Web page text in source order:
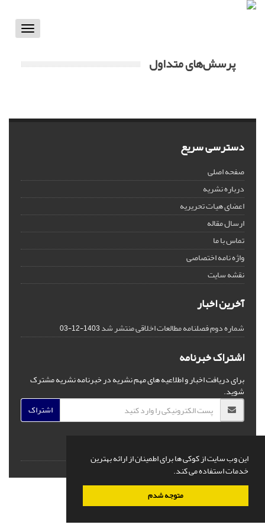
این وب سایت از کوکی ها برای اطمینان از ارائه بهترین
خدمات استفاده می کند.
متوجه شدم
Toggle
پرسش‌های متداول
دسترسی سریع
صفحه اصلی
درباره نشریه
اعضای هیات تحریریه
ارسال مقاله
تماس با ما
واژه نامه اختصاصی
نقشه سایت
آخرین اخبار
شماره دوم فصلنامه مطالعات اخلاقی منتشر شد1403-12-03
اشتراک خبرنامه
برای دریافت اخبار و اطلاعیه های مهم نشریه در خبرنامه نشریه مشترک
شوید.
اشتراک
© سامانه مدیریت نشریات علمی.